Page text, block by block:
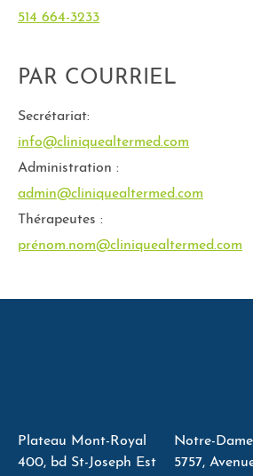
514 664-3233
PAR COURRIEL
Secrétariat:
info@cliniquealtermed.com
Administration :
admin@cliniquealtermed.com
Thérapeutes :
prénom.nom@cliniquealtermed.com
Plateau Mont-Royal
400, bd St-Joseph Est
Notre-
5757,